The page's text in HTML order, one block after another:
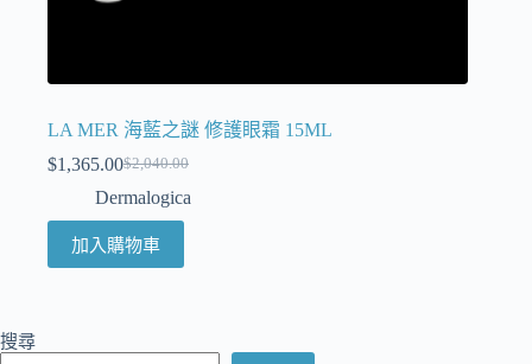
LA MER 海藍之謎 修護眼霜 15ML
$2,040.00
$1,365.00
Dermalogica
加入購物車
搜尋